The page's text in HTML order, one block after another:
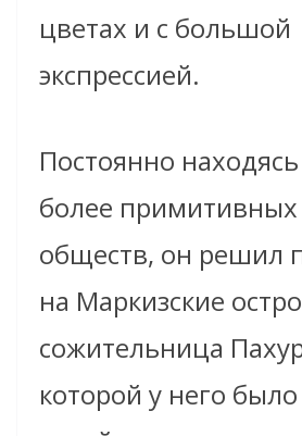
цветах и с большой
экспрессией.
Постоянно
более
обществ, он решил
на Маркизские
сожительница
которой у него